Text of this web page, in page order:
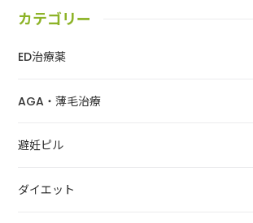
カテゴリー
ED治療薬
AGA・薄毛治療
避妊ピル
ダイエット